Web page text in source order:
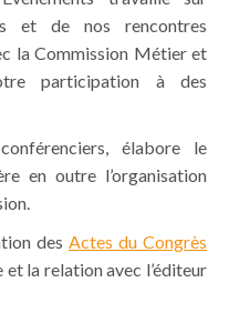
et de nos rencontres
la Commission Métier et
participation à des
élabore le
en outre l’organisation
des Actes du Congrès
la relation avec l’éditeur